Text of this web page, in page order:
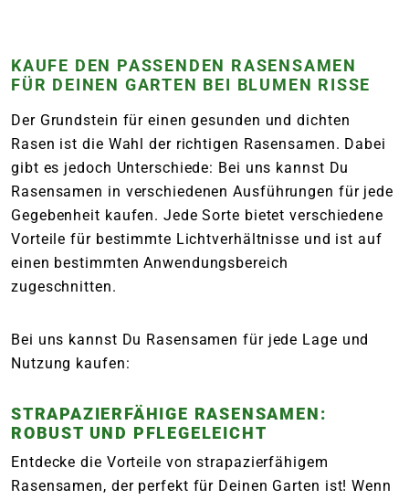
KAUFE DEN PASSENDEN RASENSAMEN
FÜR DEINEN GARTEN BEI BLUMEN RISSE
Der Grundstein für einen gesunden und dichten
Rasen ist die Wahl der richtigen Rasensamen. Dabei
gibt es jedoch Unterschiede: Bei uns kannst Du
Rasensamen in verschiedenen Ausführungen für jede
Gegebenheit kaufen. Jede Sorte bietet verschiedene
Vorteile für bestimmte Lichtverhältnisse und ist auf
einen bestimmten Anwendungsbereich
zugeschnitten.
Bei uns kannst Du Rasensamen für jede Lage und
Nutzung kaufen:
STRAPAZIERFÄHIGE RASENSAMEN:
ROBUST UND PFLEGELEICHT
Entdecke die Vorteile von strapazierfähigem
Rasensamen, der perfekt für Deinen Garten ist! Wenn